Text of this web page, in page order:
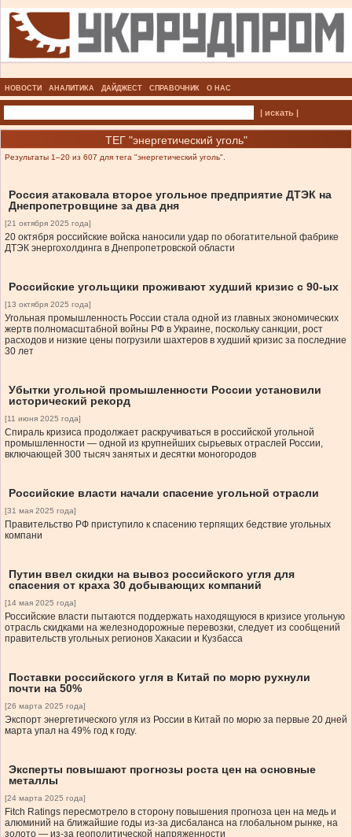
НОВОСТИ АНАЛИТИКА ДАЙДЖЕСТ СПРАВОЧНИК О НАС
| искать |
ТЕГ "энергетический уголь"
Результаты 1–20 из 607 для тега "энергетический уголь".
Россия атаковала второе угольное предприятие ДТЭК на
Днепропетровщине за два дня
[21 октября 2025 года]
20 октября российские войска наносили удар по обогатительной фабрике
ДТЭК энергохолдинга в Днепропетровской области
Российские угольщики проживают худший кризис с 90-ых
[13 октября 2025 года]
Угольная промышленность России стала одной из главных экономических
жертв полномасштабной войны РФ в Украине, поскольку санкции, рост
расходов и низкие цены погрузили шахтеров в худший кризис за последние
30 лет
Убытки угольной промышленности России установили
исторический рекорд
[11 июня 2025 года]
Спираль кризиса продолжает раскручиваться в российской угольной
промышленности — одной из крупнейших сырьевых отраслей России,
включающей 300 тысяч занятых и десятки моногородов
Российские власти начали спасение угольной отрасли
[31 мая 2025 года]
Правительство РФ приступило к спасению терпящих бедствие угольных
компани
Путин ввел скидки на вывоз российского угля для
спасения от краха 30 добывающих компаний
[14 мая 2025 года]
Российские власти пытаются поддержать находящуюся в кризисе угольную
отрасль скидками на железнодорожные перевозки, следует из сообщений
правительств угольных регионов Хакасии и Кузбасса
Поставки российского угля в Китай по морю рухнули
почти на 50%
[26 марта 2025 года]
Экспорт энергетического угля из России в Китай по морю за первые 20 дней
марта упал на 49% год к году.
Эксперты повышают прогнозы роста цен на основные
металлы
[24 марта 2025 года]
Fitch Ratings пересмотрело в сторону повышения прогноза цен на медь и
алюминий на ближайшие годы из-за дисбаланса на глобальном рынке, на
золото — из-за геополитической напряженности